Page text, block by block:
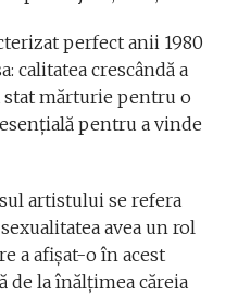
perfect anii 1980
calitatea crescândă a
mărturie pentru o
pentru a vinde
artistului se refera
avea un rol
a afişat-o în acest
la înălţimea căreia